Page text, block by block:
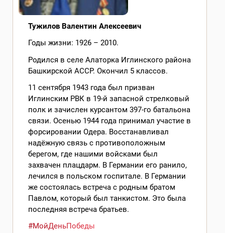
Тужилов Валентин Алексеевич
Годы жизни: 1926 – 2010.
Родился в селе Алаторка Иглинского района
Башкирской АССР. Окончил 5 классов.
11 сентября 1943 года был призван
Иглинским РВК в 19-й запасной стрелковый
полк и зачислен курсантом 397-го батальона
связи. Осенью 1944 года принимал участие в
форсировании Одера. Восстанавливал
надёжную связь с противоположным
берегом, где нашими войсками был
захвачен плацдарм. В Германии его ранило,
лечился в польском госпитале. В Германии
же состоялась встреча с родным братом
Павлом, который был танкистом. Это была
последняя встреча братьев.
#МойДеньПобеды